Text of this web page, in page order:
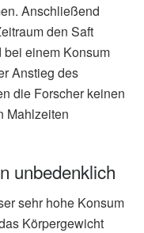
Anschließend
den Saft
einem Konsum
Anstieg des
die Forscher keinen
Mahlzeiten
unbedenklich
sehr hohe Konsum
Körpergewicht